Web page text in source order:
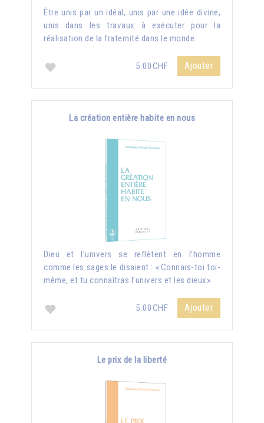
Être unis par un idéal, unis par une idée divine,
unis dans les travaux à exécuter pour la
réalisation de la fraternité dans le monde.
5.00CHF Ajouter
La création entière habite en nous
Dieu et l’univers se reflètent en l’homme
comme les sages le disaient : « Connais-toi toi-
même, et tu connaîtras l’univers et les dieux» .
5.00CHF Ajouter
Le prix de la liberté